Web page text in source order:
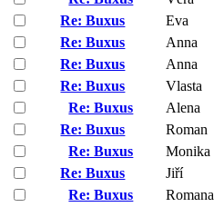
Re: Buxus
Eva
Re: Buxus
Anna
Re: Buxus
Anna
Re: Buxus
Vlasta
Re: Buxus
Alena
Re: Buxus
Roman
Re: Buxus
Monika
Re: Buxus
Jiří
Re: Buxus
Romana